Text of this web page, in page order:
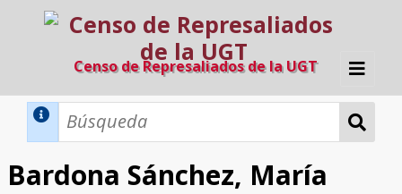
Censo de Represaliados de la UGT
Inicio
Bardona Sánchez, María